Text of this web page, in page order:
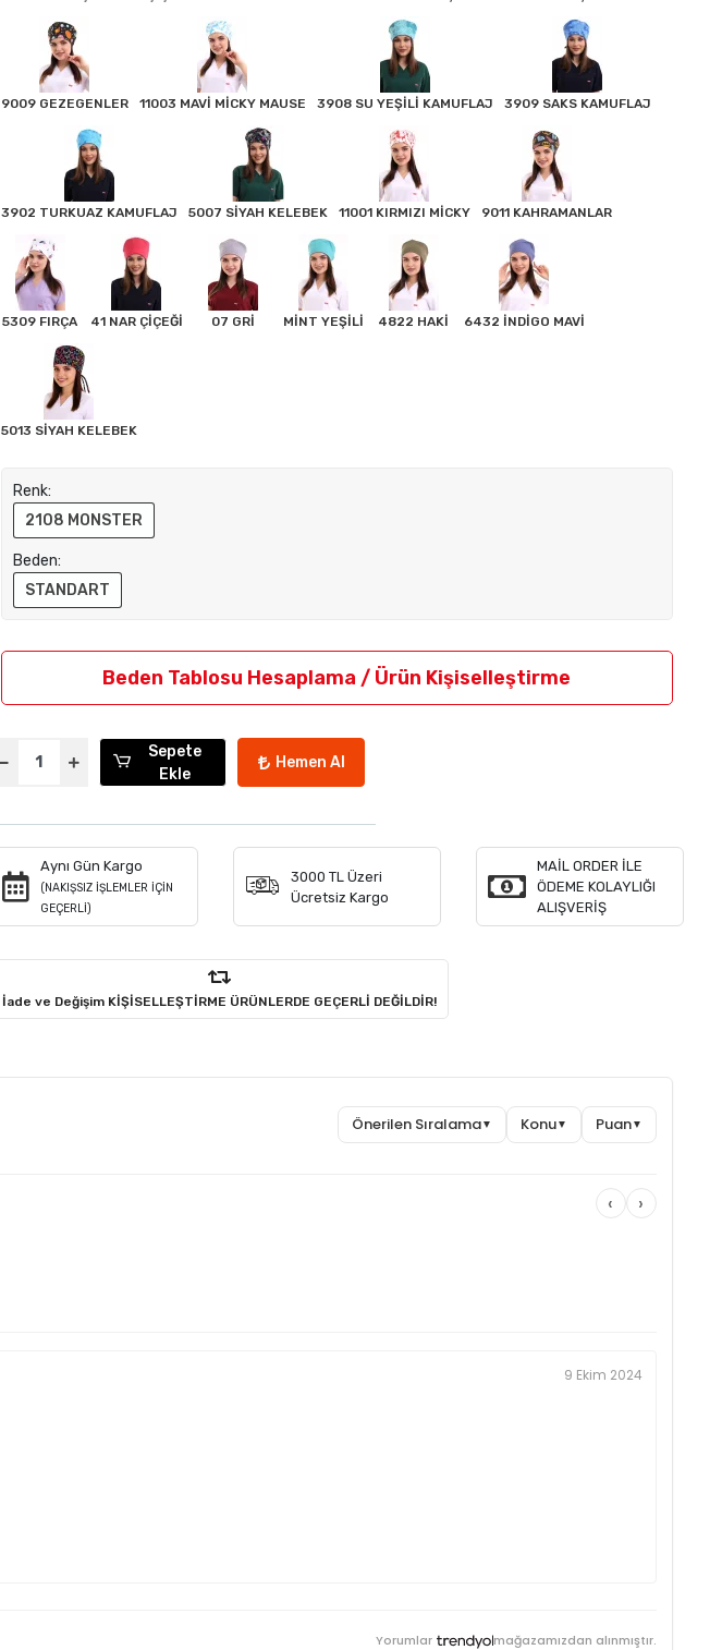
9009 GEZEGENLER 11003 MAVİ MİCKY MAUSE 3908 SU YEŞİLİ KAMUFLAJ 3909 SAKS KAMUFLAJ
3902 TURKUAZ KAMUFLAJ 5007 SİYAH KELEBEK 11001 KIRMIZI MİCKY 9011 KAHRAMANLAR
5309 FIRÇA 41 NAR ÇİÇEĞİ 07 GRİ MİNT YEŞİLİ 4822 HAKİ 6432 İNDİGO MAVİ
5013 SİYAH KELEBEK
Renk:
2108 MONSTER
Beden:
STANDART
Beden Tablosu Hesaplama / Ürün Kişiselleştirme
Sepete
Ekle
Hemen Al
Aynı Gün Kargo
(NAKIŞSIZ İŞLEMLER İÇİN
GEÇERLİ)
3000 TL Üzeri
Ücretsiz Kargo
MAİL ORDER İLE
ÖDEME KOLAYLIĞI
ALIŞVERİŞ
İade ve Değişim KİŞİSELLEŞTİRME ÜRÜNLERDE GEÇERLİ DEĞİLDİR!
Önerilen Sıralama▼ Konu▼ Puan▼
‹ ›
9 Ekim 2024
Yorumlar mağazamızdan alınmıştır.